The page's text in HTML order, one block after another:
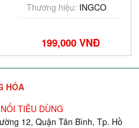
Thương hiệu: INGCO
199,000 VNĐ
HÓA
TIÊU DÙNG
12, Quận Tân Bình, Tp. Hồ